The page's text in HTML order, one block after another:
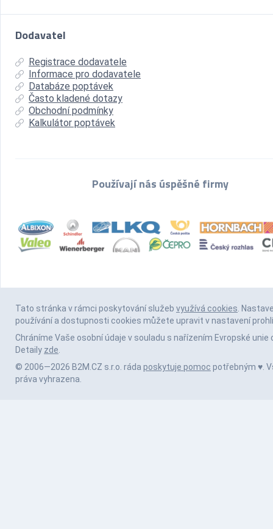
Dodavatel
Registrace dodavatele
Informace pro dodavatele
Databáze poptávek
Často kladené dotazy
Obchodní podmínky
Kalkulátor poptávek
Používají nás úspěšné firmy
Tato stránka v rámci poskytování služeb využívá cookies.
používání a dostupnosti cookies můžete upravit v nastavení
Chráníme Vaše osobní údaje v souladu s nařízením Evropské unie
Detaily zde.
© 2006—2026 B2M.CZ s.r.o. ráda poskytuje pomoc potřebným ♥️.
práva vyhrazena.